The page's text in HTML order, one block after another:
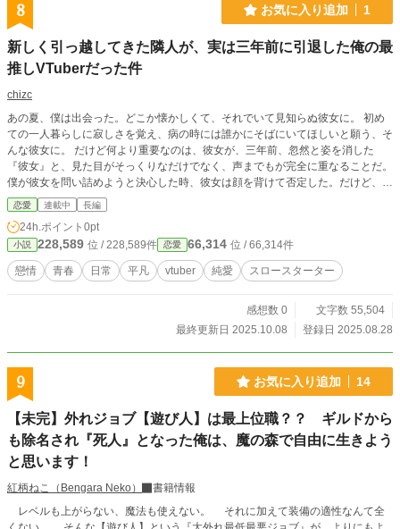
8 お気に入り追加 1
新しく引っ越してきた隣人が、実は三年前に引退した俺の最
推しVTuberだった件
chizc
あの夏、僕は出会った。どこか懐かしくて、それでいて見知らぬ彼女に。 初め
ての一人暮らしに寂しさを覚え、病の時には誰かにそばにいてほしいと願う、そ
んな彼女に。 だけど何より重要なのは、彼女が、三年前、忽然と姿を消した
『彼女』と、見た目がそっくりなだけでなく、声までもが完全に重なることだ。
僕が彼女を問い詰めようと決心した時、彼女は顔を背けて否定した。だけど、そ
の一瞬、恐怖に染まった彼女の横顔が、僕の脳裏に焼き付いて離れない。 物事
は、見た目ほど単純ではないのかもしれない。 君のことを、もう少しだけ、教
えてくれないか。藤原さん。
恋愛 連載中 長編
24h.ポイント 0pt
小説 228,589 位 / 228,589件 恋愛 66,314 位 / 66,314件
戀情 青春 日常 平凡 vtuber 純愛 スロースターター
感想数 0
文字数 55,504
最終更新日 2025.10.08
登録日 2025.08.28
9 お気に入り追加 14
【未完】外れジョブ【遊び人】は最上位職？？ ギルドから
も除名され『死人』となった俺は、魔の森で自由に生きよう
と思います！
紅柄ねこ（Bengara Neko）
書籍情報
レベルも上がらない、魔法も使えない。 それに加えて装備の適性なんて全